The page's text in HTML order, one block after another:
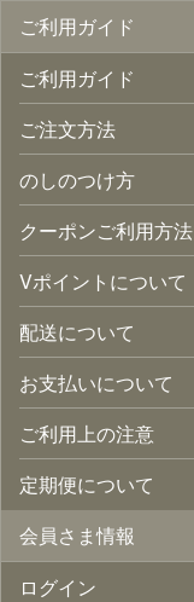
ご利用ガイド
ご利用ガイド
ご注文方法
のしのつけ方
クーポンご利用方法
Vポイントについて
配送について
お支払いについて
ご利用上の注意
定期便について
会員さま情報
ログイン